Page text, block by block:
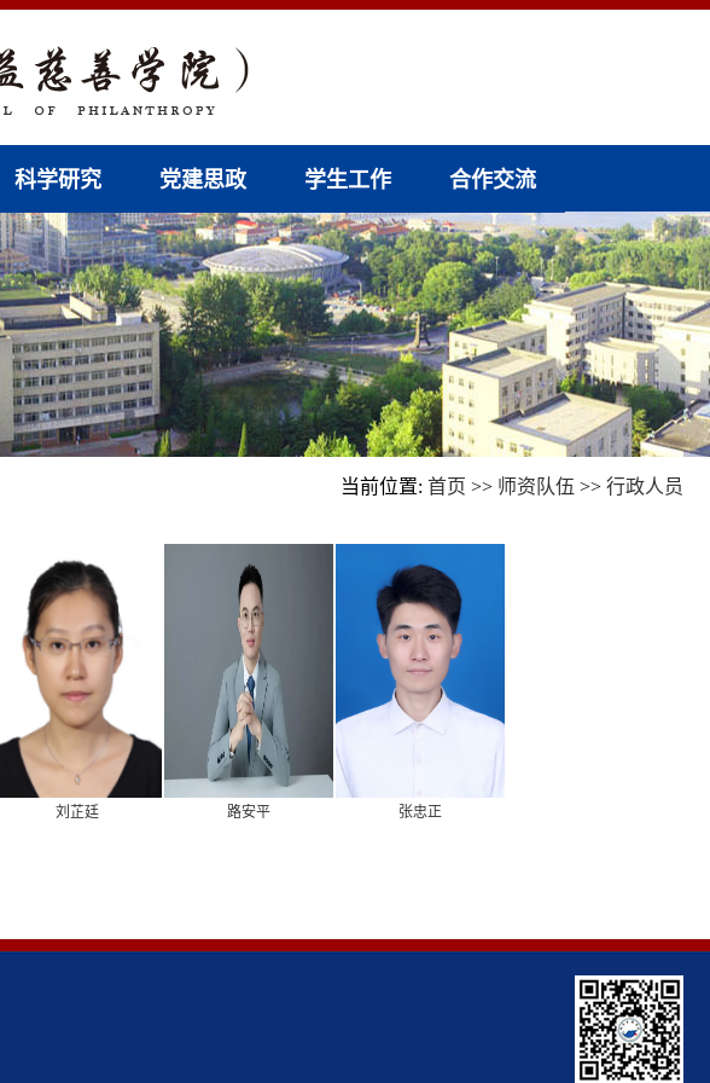
科学研究 党建思政 学生工作 合作交流
当前位置: 首页 >> 师资队伍 >> 行政人员
刘芷廷 路安平 张忠正